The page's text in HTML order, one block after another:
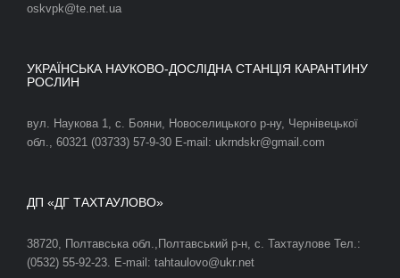
oskvpk@te.net.ua
УКРАЇНСЬКА НАУКОВО-ДОСЛІДНА СТАНЦІЯ КАРАНТИНУ
РОСЛИН
вул. Наукова 1, с. Бояни, Новоселицького р-ну, Чернівецької
обл., 60321 (03733) 57-9-30 E-mail: ukrndskr@gmail.com
ДП «ДГ ТАХТАУЛОВО»
38720, Полтавська обл.,Полтавський р-н, с. Тахтаулове Тел.:
(0532) 55-92-23. E-mail: tahtaulovo@ukr.net